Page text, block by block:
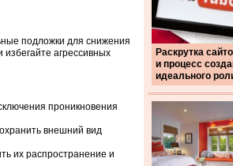
Раскрутка
и процесс
идеального
подложки для снижения
агрессивных
проникновения
внешний вид
их распространение и